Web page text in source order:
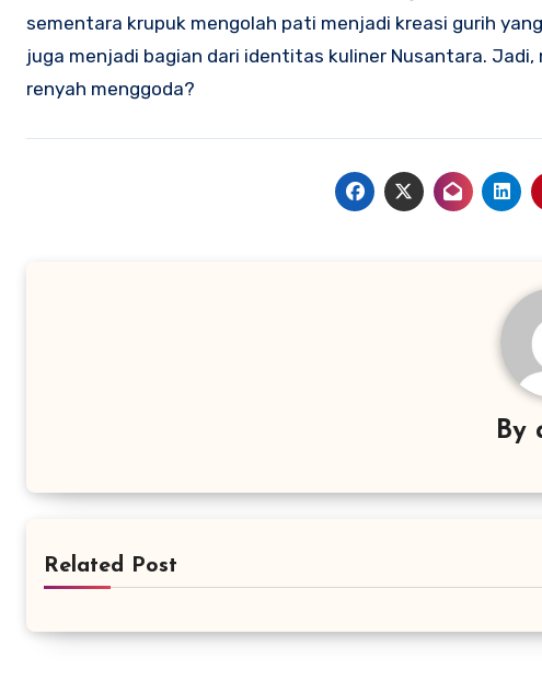
sementara krupuk mengolah pati menjadi kreasi gurih
juga menjadi bagian dari identitas kuliner Nusantara.
renyah menggoda?
By
Related Post